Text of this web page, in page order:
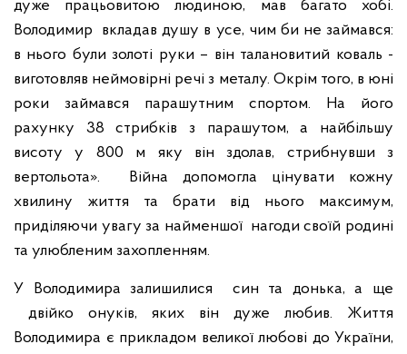
дуже працьовитою людиною, мав багато хобі.
Володимир вкладав душу в усе, чим би не займався:
в нього були золоті руки – він талановитий коваль -
виготовляв неймовірні речі з металу. Окрім того, в юні
роки займався парашутним спортом. На його
рахунку 38 стрибків з парашутом, а найбільшу
висоту у 800 м яку він здолав, стрибнувши з
вертольота».
Війна допомогла цінувати кожну
хвилину життя та брати від нього максимум,
приділяючи увагу за найменшої нагоди своїй родині
та улюбленим захопленням.
У Володимира залишилися син та донька, а ще
двійко онуків, яких він дуже любив. Життя
Володимира є прикладом великої любові до України,